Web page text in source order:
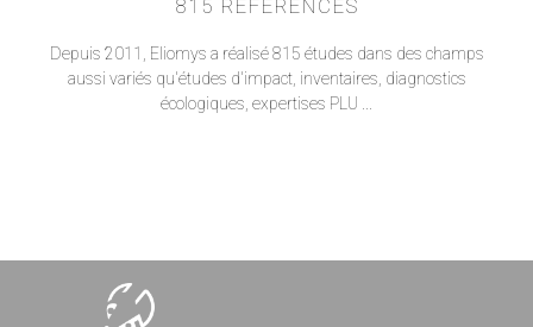
815 RÉFÉRENCES
Depuis 2011, Eliomys a réalisé 815 études dans des champs
aussi variés qu'études d'impact, inventaires, diagnostics
écologiques, expertises PLU ...